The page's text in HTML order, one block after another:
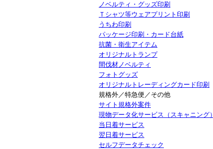
ノベルティ・グッズ印刷
Ｔシャツ等ウェアプリント印刷
うちわ印刷
パッケージ印刷・カード台紙
抗菌・衛生アイテム
オリジナルトランプ
間伐材ノベルティ
フォトグッズ
オリジナルトレーディングカード印刷
規格外／特急便／その他
サイト規格外案件
現物データ化サービス（スキャニング）
当日着サービス
翌日着サービス
セルフデータチェック